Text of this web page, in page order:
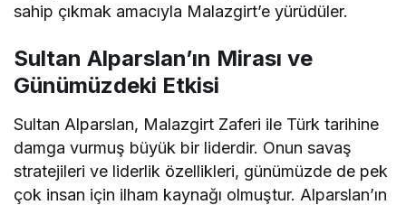
sahip çıkmak amacıyla Malazgirt’e yürüdüler.
Sultan Alparslan’ın Mirası ve
Günümüzdeki Etkisi
Sultan Alparslan, Malazgirt Zaferi ile Türk tarihine
damga vurmuş büyük bir liderdir. Onun savaş
stratejileri ve liderlik özellikleri, günümüzde de pek
çok insan için ilham kaynağı olmuştur. Alparslan’ın